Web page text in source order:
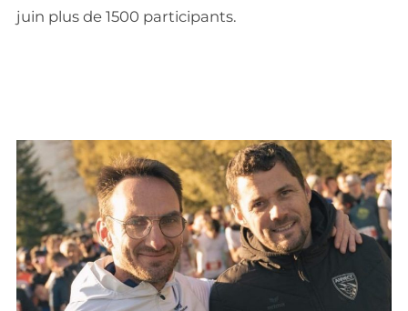
juin plus de 1500 participants.